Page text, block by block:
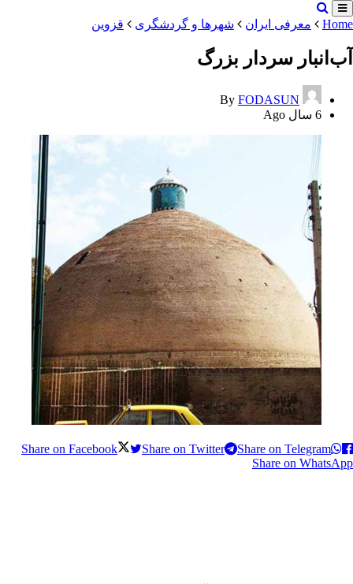
Home معرفی ایران شهرها و گردشگری قزوین
آب‌انبار سردار بزرگ
By FODASUN
6 سال Ago
Share on Facebook Share on Twitter
Share on Telegram
Share on WhatsApp